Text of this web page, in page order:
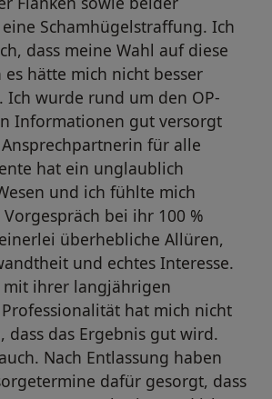
Schamhügelstraffung. Ich
dass meine Wahl auf diese
hätte mich nicht besser
Ich wurde rund um den OP-
Informationen gut versorgt
für alle
hat ein unglaublich
und ich fühlte mich
bei ihr 100 %
überhebliche Allüren,
und echtes Interesse.
mit ihrer langjährigen
hat mich nicht
dass das Ergebnis gut wird.
Nach Entlassung haben
dafür gesorgt, dass